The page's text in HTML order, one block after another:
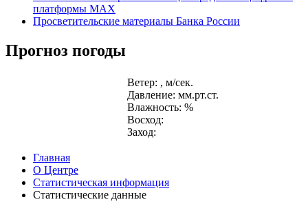
платформы MAX
Просветительские материалы Банка России
Прогноз погоды
Ветер: , м/сек.
Давление: мм.рт.ст.
Влажность: %
Восход:
Заход:
Главная
О Центре
Статистическая информация
Статистические данные